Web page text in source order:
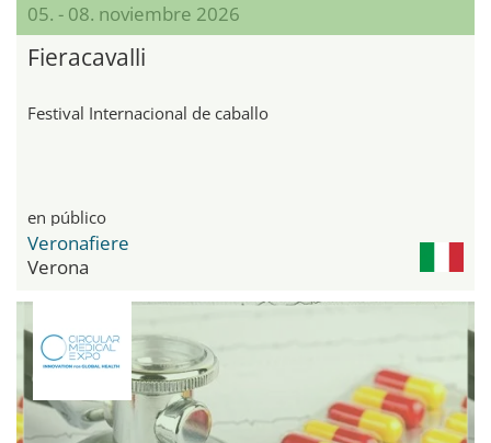
05. - 08. noviembre 2026
Fieracavalli
Festival Internacional de caballo
en público
Veronafiere
Verona